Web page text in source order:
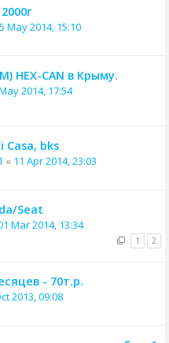
May 2014, 15:10
HEX-CAN в Крыму.
2014, 17:54
Casa, bks
« 11 Apr 2014, 23:03
Seat
Mar 2014, 13:34
1 2
- 70т.р.
2013, 09:08